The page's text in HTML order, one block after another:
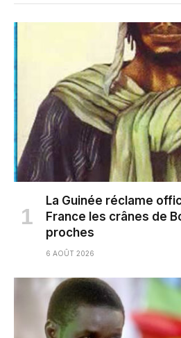
La Guinée réclame
France les crânes de
proches
6 AOÛT 2026